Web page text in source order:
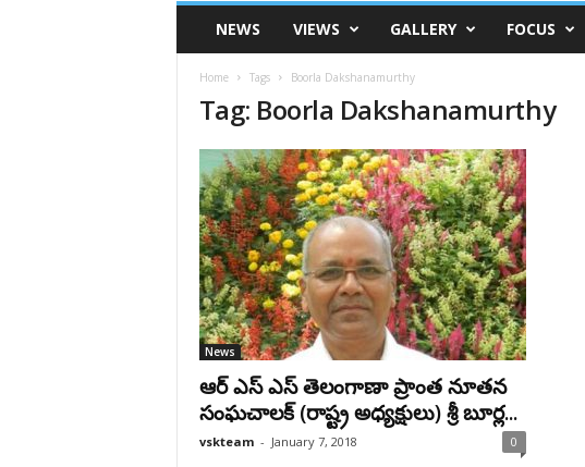
VSK
TelanganaNEWS VIEWS GALLERY FOCUS
Home Tags Boorla Dakshanamurthy
Tag: Boorla Dakshanamurthy
News
ఆర్ ఎస్ ఎస్ తెలంగాణా ప్రాంత నూతన
సంఘచాలక్ (రాష్ట్ర అధ్యక్షులు) శ్రీ బూర్ల...
vskteam - January 7, 2018 0